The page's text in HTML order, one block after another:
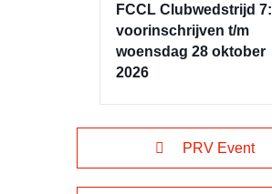
FCCL Clubwedstrijd 7:
voorinschrijven t/m
woensdag 28 oktober
2026
PRV Event